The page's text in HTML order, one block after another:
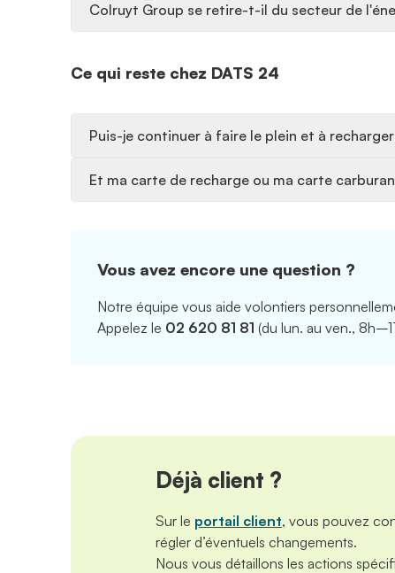
Colruyt Group se retire-t-il du secteur de
Ce qui reste chez DATS 24
Puis-je continuer à faire le plein et à
Et ma carte de recharge ou ma carte
Vous avez encore une question ?
Notre équipe vous aide volontiers
Appelez le 02 620 81 81 (du lun. au ven.,
Déjà client ?
Sur le portail client, vous pouvez
régler d’éventuels changements.
Nous vous détaillons les actions